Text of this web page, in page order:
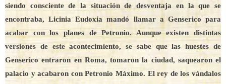
siendo consciente de la situación de desventaja en la que se
encontraba, Licinia Eudoxia mandó llamar a Genserico para
acabar con los planes de Petronio. Aunque existen distintas
versiones de este acontecimiento, se sabe que las huestes de
Genserico entraron en Roma, tomaron la ciudad, saquearon el
palacio y acabaron con Petronio Máximo. El rey de los vándalos